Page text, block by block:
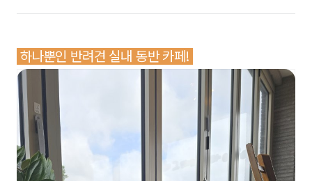
하나뿐인 반려견 실내 동반 카페!